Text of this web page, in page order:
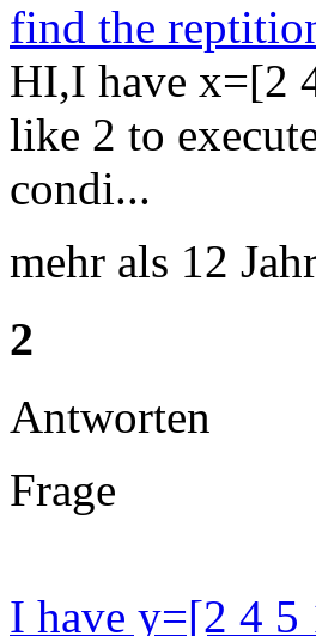
find the
HI,I have x=[2
like 2 to
condi...
mehr als 12
2
Antworten
Frage
I have y=[2 4